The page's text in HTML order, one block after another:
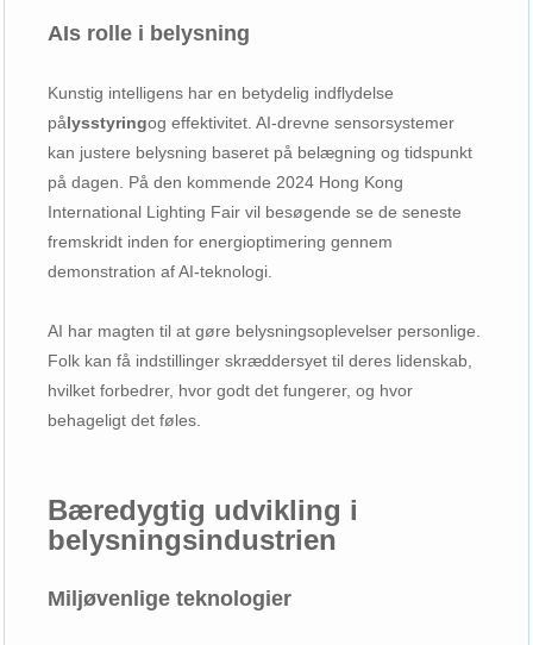
AIs rolle i belysning
Kunstig intelligens har en betydelig indflydelse
pålysstyringog effektivitet. AI-drevne sensorsystemer
kan justere belysning baseret på belægning og tidspunkt
på dagen. På den kommende 2024 Hong Kong
International Lighting Fair vil besøgende se de seneste
fremskridt inden for energioptimering gennem
demonstration af AI-teknologi.
AI har magten til at gøre belysningsoplevelser personlige.
Folk kan få indstillinger skræddersyet til deres lidenskab,
hvilket forbedrer, hvor godt det fungerer, og hvor
behageligt det føles.
Bæredygtig udvikling i
belysningsindustrien
Miljøvenlige teknologier